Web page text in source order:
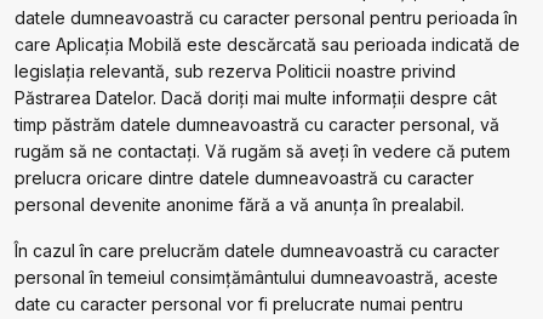
datele dumneavoastră cu caracter personal pentru perioada în
care Aplicația Mobilă este descărcată sau perioada indicată de
legislația relevantă, sub rezerva Politicii noastre privind
Păstrarea Datelor. Dacă doriți mai multe informații despre cât
timp păstrăm datele dumneavoastră cu caracter personal, vă
rugăm să ne contactați. Vă rugăm să aveţi în vedere că putem
prelucra oricare dintre datele dumneavoastră cu caracter
personal devenite anonime fără a vă anunța în prealabil.
În cazul în care prelucrăm datele dumneavoastră cu caracter
personal în temeiul consimțământului dumneavoastră, aceste
date cu caracter personal vor fi prelucrate numai pentru